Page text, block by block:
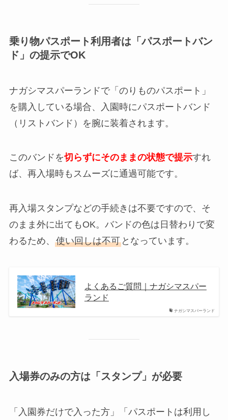
乗り物パスポート利用者は「パスポートバン
ド」の提示でOK
ナガシマスパーランドで「のりものパスポート」
を購入している場合、入園時にパスポートバンド
（リストバンド）を腕に装着されます。
このバンドを切らずにそのままの状態で提示すれ
ば、再入場時もスムーズに通過可能です。
再入場スタンプなどの手続きは不要ですので、そ
のまま外に出てもOK。バンドの色は日替わりで変
わるため、 使い回しは不可となっています。
ナガシマスパーランド
よくあるご質問｜ナガシマスパー
ランド
入場券のみの方は「スタンプ」が必要
「入園券だけで入った方」「パスポートは利用し